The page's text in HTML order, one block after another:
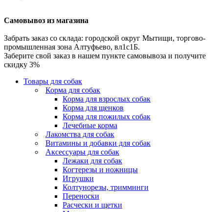
Самовывоз из магазина
Забрать заказ со склада: городской округ Мытищи, торгово-
промышленная зона Алтуфьево, вл1с1Б.
Заберите свой заказ в нашем пункте самовывоза и получите
скидку 3%
Товары для собак
Корма для собак
Корма для взрослых собак
Корма для щенков
Корма для пожилых собак
Лечебные корма
Лакомства для собак
Витамины и добавки для собак
Аксессуары для собак
Лежаки для собак
Когтерезы и ножницы
Игрушки
Колтунорезы, тримминги
Переноски
Расчески и щетки